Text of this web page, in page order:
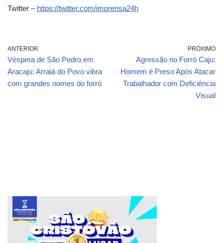
Twitter – https://twitter.com/imprensa24h
ANTERIOR
Véspera de São Pedro em
Aracaju: Arraiá do Povo vibra
com grandes nomes do forró
PRÓXIMO
Agressão no Forró Caju:
Homem é Preso Após Atacar
Trabalhador com Deficiência
Visual